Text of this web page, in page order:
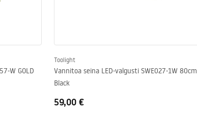
W GOLD
Toolight
Vannitoa seina LED-valgusti SWE027-1W 80cm
Black
59,00 €